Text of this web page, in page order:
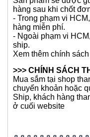
>>>CHÍNH SÁCH
Sản phẩm sẽ được
hàng sau khi chốt đơn.
- Trong phạm vi
hàng miễn phí.
- Ngoài phạm vi
Xem thêm chính
>>> CHÍNH SÁCH
Mua sắm tại shop
chuyển khoản hoặc